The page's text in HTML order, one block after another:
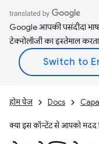
Google आपकी पसंदीदा
टेक्नोलॉजी का इस्तेमाल
होम पेज Docs
क्या इस कॉन्टेंट से आपको मदद